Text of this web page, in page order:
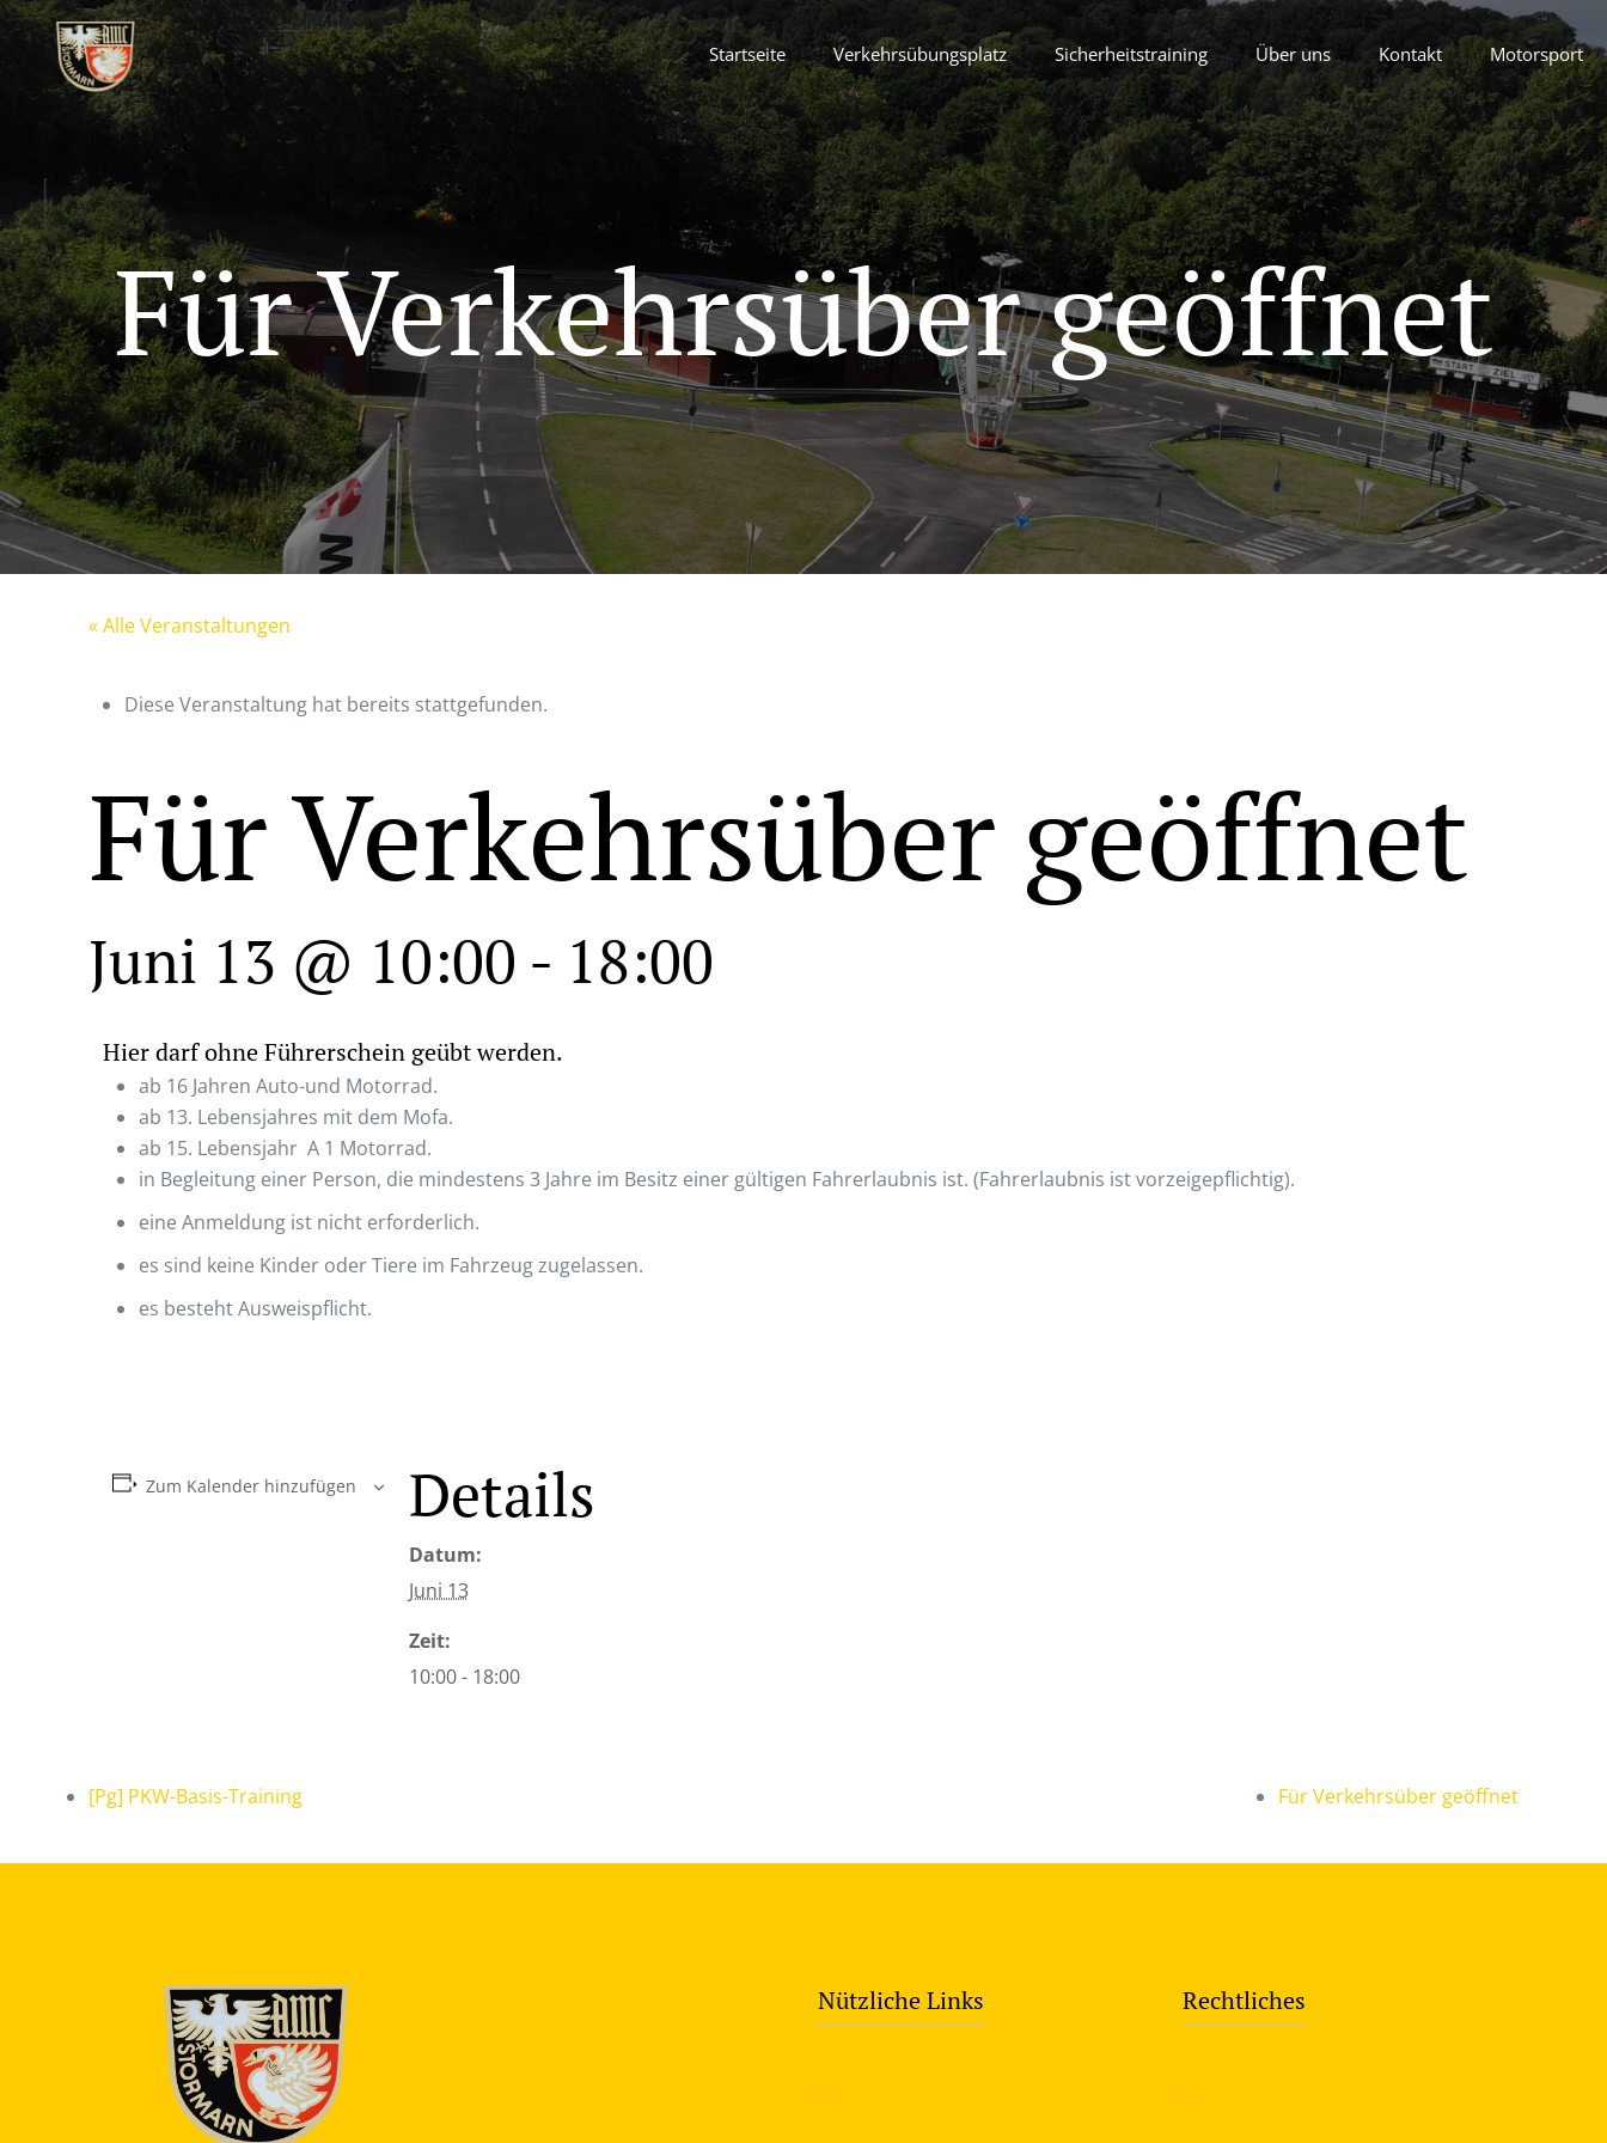
Startseite Verkehrsübungsplatz Sicherheitstraining Über uns Kontakt Motorsport
Für Verkehrsüber geöffnet
« Alle Veranstaltungen
Diese Veranstaltung hat bereits stattgefunden.
Für Verkehrsüber geöffnet
Juni 13 @ 10:00 - 18:00
Hier darf ohne Führerschein geübt werden.
ab 16 Jahren Auto-und Motorrad.
ab 13. Lebensjahres mit dem Mofa.
ab 15. Lebensjahr A 1 Motorrad.
in Begleitung einer Person, die mindestens 3 Jahre im Besitz einer gültigen Fahrerlaubnis ist. (Fahrerlaubnis ist vorzeigepflichtig).
eine Anmeldung ist nicht erforderlich.
es sind keine Kinder oder Tiere im Fahrzeug zugelassen.
es besteht Ausweispflicht.
Zum Kalender hinzufügen Details
Datum:
Juni 13
Zeit:
10:00 - 18:00
[Pg] PKW-Basis-Training Für Verkehrsüber geöffnet
Nützliche Links
—
Rechtliches
—